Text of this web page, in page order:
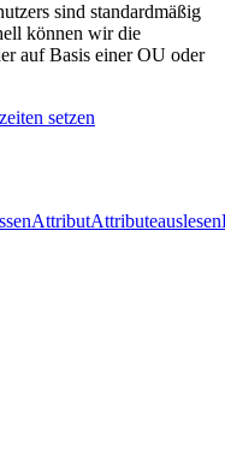
sind standardmäßig
können wir die
auf Basis einer OU oder
setzen
AttributAttributeauslesen